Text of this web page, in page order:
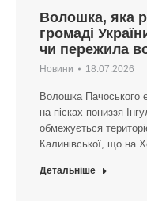
Волошка, яка
громаді
чи пережила
Новини 18.07.2026
Волошка Пачоського
на пісках пониззя
обмежується
Калинівської, що на
Детальніше